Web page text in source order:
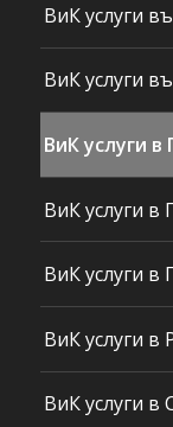
ВиК услуги
ВиК услуги
ВиК услуги в
ВиК услуги в
ВиК услуги в
ВиК услуги в
ВиК услуги в